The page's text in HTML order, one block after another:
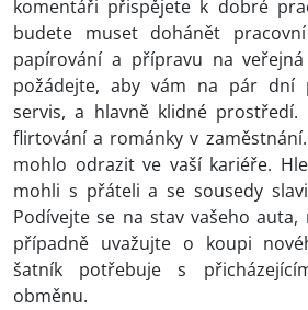
komentáři přispějete k dobré
budete muset dohánět
papírování a přípravu na
požádejte, aby vám na pár dní
servis, a hlavně klidné
flirtování a románky v
mohlo odrazit ve vaší kariéře.
mohli s přáteli a se sousedy
Podívejte se na stav vašeho auta,
případně uvažujte o koupi
šatník potřebuje s
obměnu.